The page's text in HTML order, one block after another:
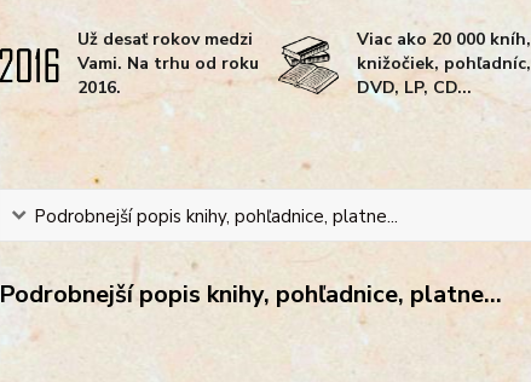
Už desať rokov medzi
Vami. Na trhu od roku
2016.
Viac ako 20 000 kníh,
knižočiek, pohľadníc,
DVD, LP, CD...
Podrobnejší popis knihy, pohľadnice, platne...
Podrobnejší popis knihy, pohľadnice, platne...